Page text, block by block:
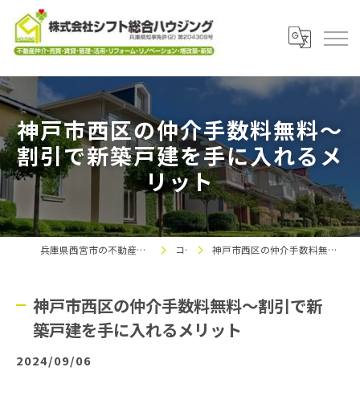
神戸市西区の仲介手数料無料～
割引で新築戸建を手に入れるメ
リット
兵庫県西宮市の不動産なら株式会社シフト総合ハウジング コラム 神戸市西区の仲介手数料無料～割引で新築戸建を手に入れるメリット
神戸市西区の仲介手数料無料～割引で新
築戸建を手に入れるメリット
2024/09/06